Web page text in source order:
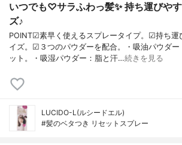
いつでも♡サラふわっ髪✨ 持ち運びや
ズ♪
POINT☑素早く使えるスプレータイプ。☑持ち運
イズ。☑３つのパウダーを配合。・吸油パウダー
ット。・吸湿パウダー：脂と汗…続きを見る
LUCIDO-L(ルシードエル)
#髪のベタつき リセットスプレー